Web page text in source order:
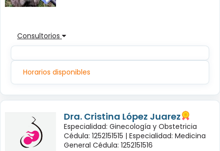
Consultorios
Horarios disponibles
Dra. Cristina López Juarez
Especialidad: Ginecología y Obstetricia
Cédula: 1252151515 | Especialidad: Medicina
General Cédula: 1252151516